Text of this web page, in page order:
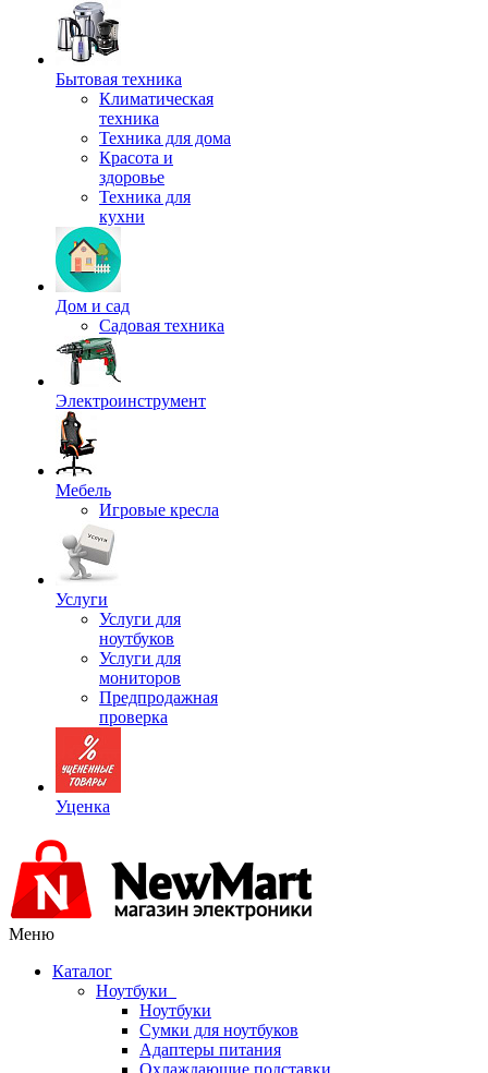
Бытовая техника
Климатическая
техника
Техника для дома
Красота и
здоровье
Техника для
кухни
Дом и сад
Садовая техника
Электроинструмент
Мебель
Игровые кресла
Услуги
Услуги для
ноутбуков
Услуги для
мониторов
Предпродажная
проверка
Уценка
Меню
Каталог
Ноутбуки
Ноутбуки
Сумки для ноутбуков
Адаптеры питания
Охлаждающие подставки